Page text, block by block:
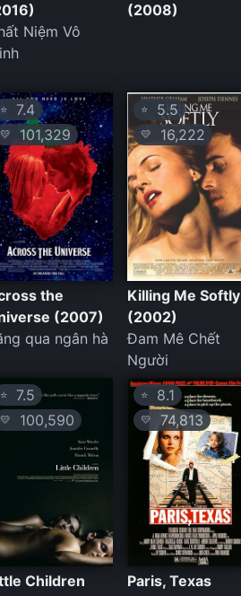
Niệm Vô
(2008)
⭐ 7.4
💛 101,329
the
(2007)
qua ngân hà
⭐5.5
💛 16,222
Killing Me Softly
(2002)
Đam Mê Chết
Người
⭐ 7.5
💛 100,590
Children
⭐8.1
💛 74,813
Paris, Texas